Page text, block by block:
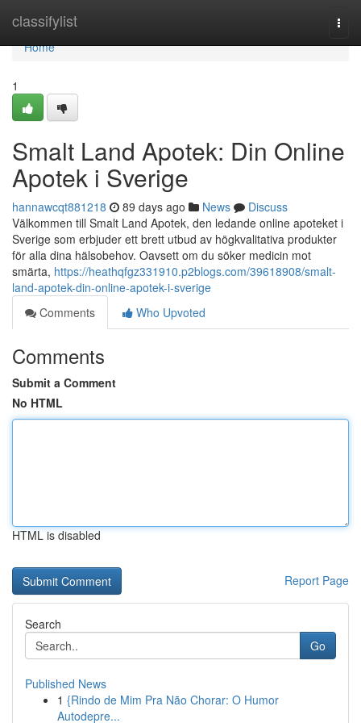
classifylist
Home
Home
1
Smalt Land Apotek: Din Online
Apotek i Sverige
hannawcqt881218 89 days ago News
Discuss
Välkommen till Smalt Land Apotek, den ledande online apoteket i
Sverige som erbjuder ett brett utbud av högkvalitativa produkter
för alla dina hälsobehov. Oavsett om du söker medicin mot
smärta, https://heathqfgz331910.p2blogs.com/39618908/smalt-
land-apotek-din-online-apotek-i-sverige
Comments
Who Upvoted
Comments
Submit a Comment
No HTML
HTML is disabled
Report Page
Search
Go
Published News
1 {Rindo de Mim Pra Não Chorar: O Humor
Autodepre...